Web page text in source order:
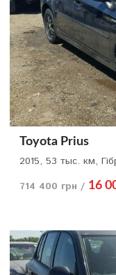
Toyota Prius
2015, 53 тыс. км,
714 400 грн / 16